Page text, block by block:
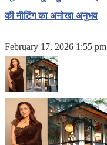
की मीटिंग का अनोखा अनुभव
February 17, 2026 1:55 pm